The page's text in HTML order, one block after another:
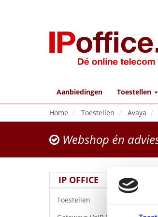
Aanbiedingen Toestellen
Home Toestellen Avaya
Webshop én
IP OFFICE
Toestellen